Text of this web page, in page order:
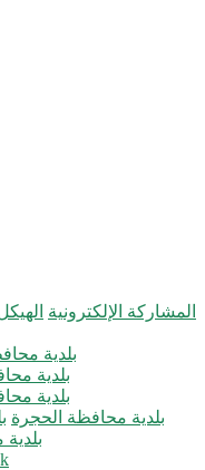
المشاركة الإلكترونية
بلدية
بلدية
بلدية
بلدية محافظة الحجرة